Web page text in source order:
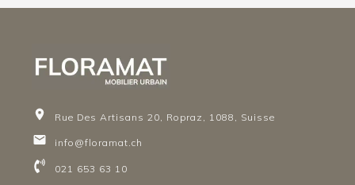
Rue Des Artisans 20, Ropraz, 1088, Suisse
info@floramat.ch
021 653 63 10